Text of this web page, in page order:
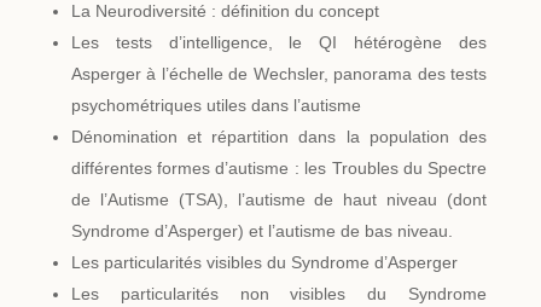
La Neurodiversité : définition du concept
Les tests d’intelligence, le QI hétérogène des
Asperger à l’échelle de Wechsler, panorama des tests
psychométriques utiles dans l’autisme
Dénomination et répartition dans la population des
différentes formes d’autisme : les Troubles du Spectre
de l’Autisme (TSA), l’autisme de haut niveau (dont
Syndrome d’Asperger) et l’autisme de bas niveau.
Les particularités visibles du Syndrome d’Asperger
Les particularités non visibles du Syndrome